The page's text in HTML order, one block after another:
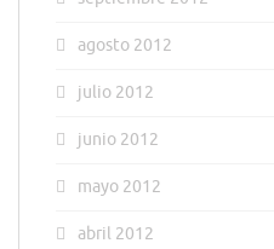
agosto 2012
julio 2012
junio 2012
mayo 2012
abril 2012